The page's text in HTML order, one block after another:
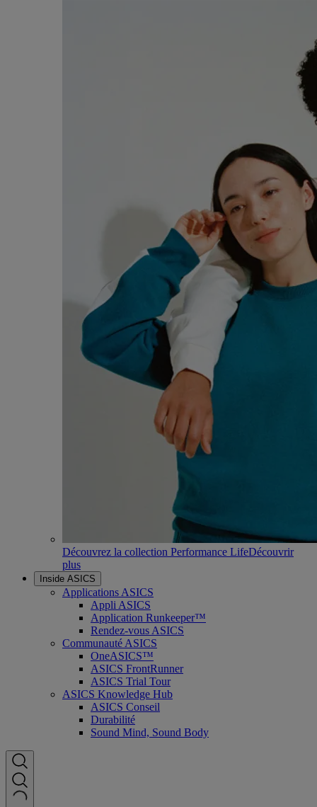
Découvrez la collection Performance LifeDécouvrir
plus
Inside ASICS
Applications ASICS
Appli ASICS
Application Runkeeper™
Rendez-vous ASICS
Communauté ASICS
OneASICS™
ASICS FrontRunner
ASICS Trial Tour
ASICS Knowledge Hub
ASICS Conseil
Durabilité
Sound Mind, Sound Body